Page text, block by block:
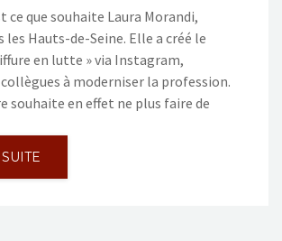
ce que souhaite Laura Morandi,
les Hauts-de-Seine. Elle a créé le
en lutte » via Instagram,
à moderniser la profession.
souhaite en effet ne plus faire de